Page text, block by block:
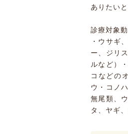
ありたい
診療対象
・ウサギ
ー、ジリ
ルなど）
コなどの
ウ・コノ
無尾類、
タ、ヤギ